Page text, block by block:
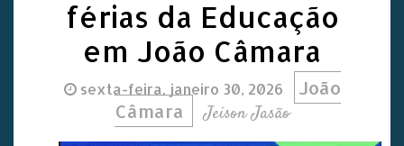
férias da Educação
em João Câmara
sexta-feira, janeiro 30, 2026
João
Câmara
Jeison Jasão